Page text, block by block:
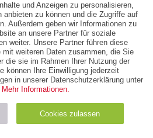
Bestseller
und Anzeigen zu personalisieren,
anbieten zu können und die Zugriffe auf
Außerdem geben wir Informationen zu
an unsere Partner für soziale
weiter. Unsere Partner führen diese
mit weiteren Daten zusammen, die Sie
die sie im Rahmen Ihrer Nutzung der
können Ihre Einwilligung jederzeit
in unserer Datenschutzerklärung unter
Mehr Informationen.
Cookies zulassen